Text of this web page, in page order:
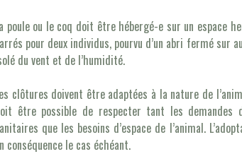
poule ou le coq doit être hébergé-e sur un espace
pour deux individus, pourvu d’un abri fermé sur
du vent et de l’humidité.
clôtures doivent être adaptées à la nature de
être possible de respecter tant les demandes
que les besoins d’espace de l’animal.
conséquence le cas échéant.